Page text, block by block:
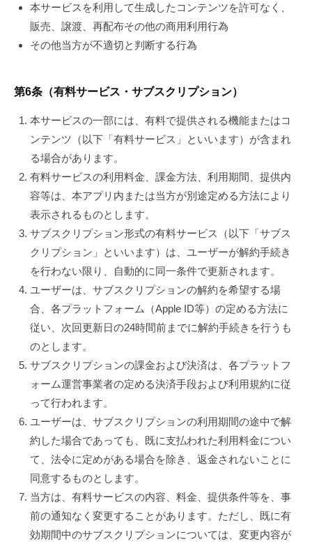
本サービスを利用して生成したコンテンツを許可なく、
販売、譲渡、再配布その他の商用利用行為
その他当方が不適切と判断する行為
第6条（有料サービス・サブスクリプション）
本サービスの一部には、有料で提供される機能またはコ
ンテンツ（以下「有料サービス」といいます）が含まれ
る場合があります。
有料サービスの利用料金、課金方法、利用期間、提供内
容等は、本アプリ内または当方が別途定める方法により
表示されるものとします。
サブスクリプション形式の有料サービス（以下「サブス
クリプション」といいます）は、ユーザーが解約手続き
を行わない限り、自動的に同一条件で更新されます。
ユーザーは、サブスクリプションの解約を希望する場
合、各プラットフォーム（Apple ID等）の定める方法に
従い、次回更新日の24時間前までに解約手続きを行うも
のとします。
サブスクリプションの課金および決済は、各プラットフ
ォーム運営事業者の定める決済手段および利用規約に従
って行われます。
ユーザーは、サブスクリプションの利用期間の途中で解
約した場合であっても、既に支払われた利用料金につい
て、法令に定めがある場合を除き、返金されないことに
同意するものとします。
当方は、有料サービスの内容、料金、提供条件等を、事
前の通知なく変更することがあります。ただし、既に有
効期間中のサブスクリプションについては、変更内容が